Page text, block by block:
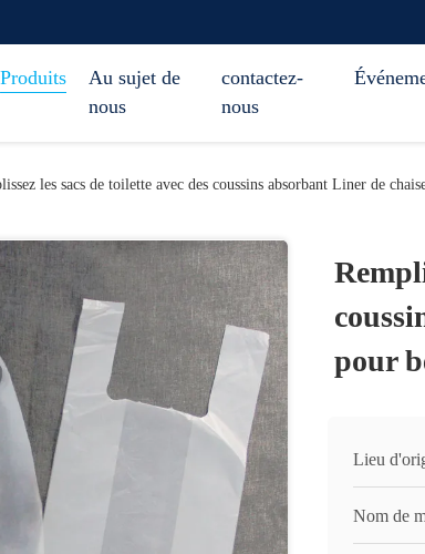
Produits
Au sujet de
nous
contactez-
nous
les sacs de toilette avec des coussins absorbant Liner de
pour
Lieu
Nom de